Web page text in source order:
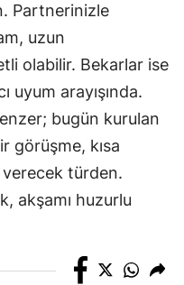
Partnerinizle
uzun
olabilir. Bekarlar ise
uyum arayışında.
bugün kurulan
görüşme, kısa
türden.
akşamı huzurlu